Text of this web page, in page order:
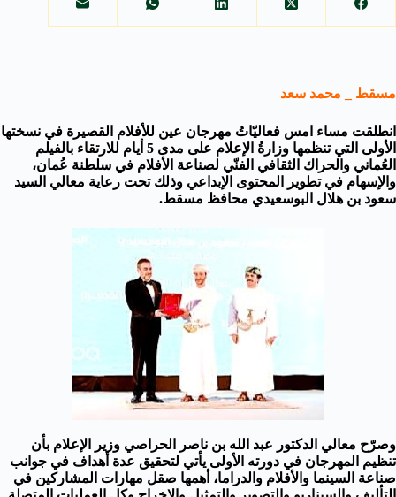
مسقط _ محمد سعد
انطلقت مساء امس فعاليّاتُ مهرجان عين للأفلام القصيرة في نسختها
الأولى التي تنظمها وزارةُ الإعلام على مدى 5 أيام للارتقاء بالفيلم
العُماني والحراك الثقافي الفنّي لصناعة الأفلام في سلطنة عُمان،
والإسهام في تطوير المحتوى الإبداعي وذلك تحت رعاية معالي السيد
سعود بن هلال البوسعيدي محافظ مسقط.
وصرّح معالي الدكتور عبد الله بن ناصر الحراصي وزير الإعلام بأن
تنظيم المهرجان في دورته الأولى يأتي لتحقيق عدة أهداف في جوانب
صناعة السينما والأفلام والدراما، أهمها صقل مهارات المشاركين في